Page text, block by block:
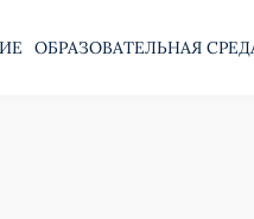
ОБРАЗОВАТЕЛЬНАЯ